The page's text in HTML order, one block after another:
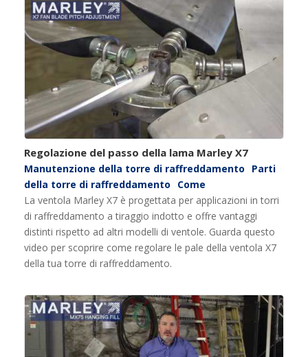
Regolazione del passo della lama Marley X7
Manutenzione della torre di raffreddamento
Parti
della torre di raffreddamento
Come
La ventola Marley X7 è progettata per applicazioni in torri
di raffreddamento a tiraggio indotto e offre vantaggi
distinti rispetto ad altri modelli di ventole. Guarda questo
video per scoprire come regolare le pale della ventola X7
della tua torre di raffreddamento.